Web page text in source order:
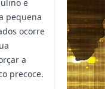
e
pequena
ocorre
a
precoce.